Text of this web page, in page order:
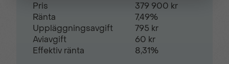
Tröttshetsvarnare Uppvärmd ratt
Varningssensor
Pris
379 900 kr
Ränta
7,49%
Uppläggningsavgift
795 kr
Aviavgift
60 kr
Effektiv ränta
8,31%